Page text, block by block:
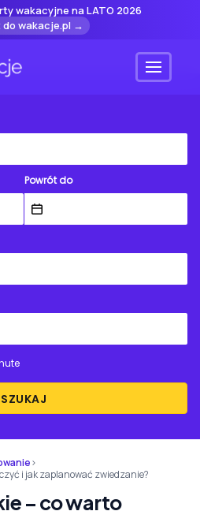
wakacyjne na LATO 2026
do wakacje.pl →
Menu
Powrót do
SZUKAJ
›
i jak zaplanować zwiedzanie?
– co warto